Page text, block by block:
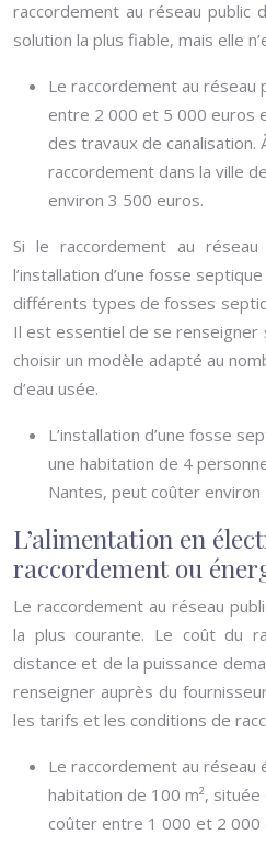
raccordement au réseau public
solution la plus fiable, mais elle
Le raccordement au réseau
entre 2 000 et 5 000 euros
des travaux de canalisation.
raccordement dans la ville
environ 3 500 euros.
Si le raccordement au
l’installation d’une fosse
différents types de fosses
Il est essentiel de se renseigner
choisir un modèle adapté au
d’eau usée.
L’installation d’une fosse
une habitation de 4
Nantes, peut coûter environ
L’alimentation en
raccordement ou
Le raccordement au réseau
la plus courante. Le coût du
distance et de la puissance
renseigner auprès du
les tarifs et les conditions de
Le raccordement au réseau
habitation de 100 m²,
coûter entre 1 000 et 2 000